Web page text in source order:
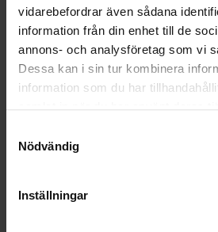
vidarebefordrar även sådana
information från din enhet till de
annons- och analysföretag som vi
Dessa kan i sin tur kombinera
information som du har
Nödvändig
Inställningar
SOCIALT ANSVAR
VELLINGE